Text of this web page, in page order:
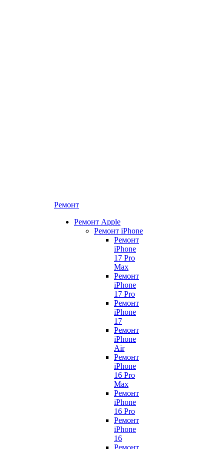
Ремонт
Ремонт Apple
Ремонт iPhone
Ремонт
iPhone
17 Pro
Max
Ремонт
iPhone
17 Pro
Ремонт
iPhone
17
Ремонт
iPhone
Air
Ремонт
iPhone
16 Pro
Max
Ремонт
iPhone
16 Pro
Ремонт
iPhone
16
Ремонт